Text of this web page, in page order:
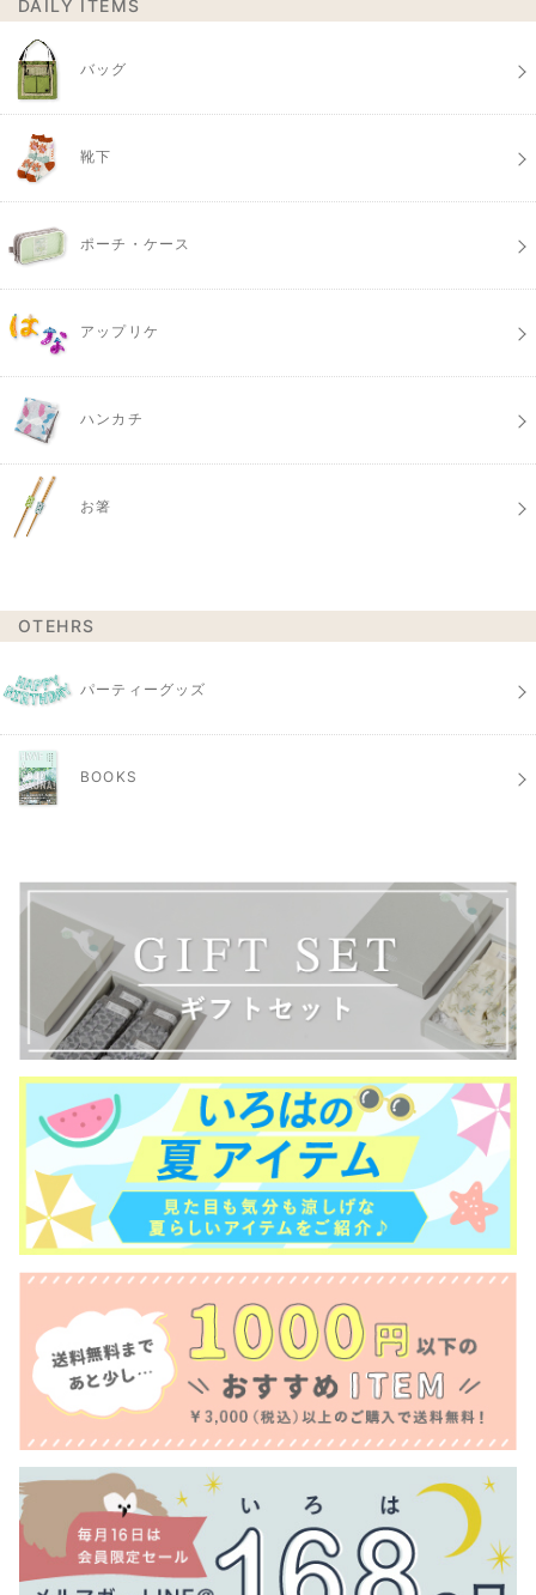
DAILY ITEMS
バッグ
靴下
ポーチ・ケース
アップリケ
ハンカチ
お箸
OTEHRS
パーティーグッズ
BOOKS